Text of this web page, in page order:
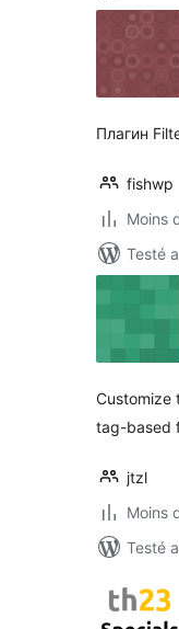
Плагин
fishwp
Moins
Testé
Customize
tag-based
jtzl
Moins
Testé